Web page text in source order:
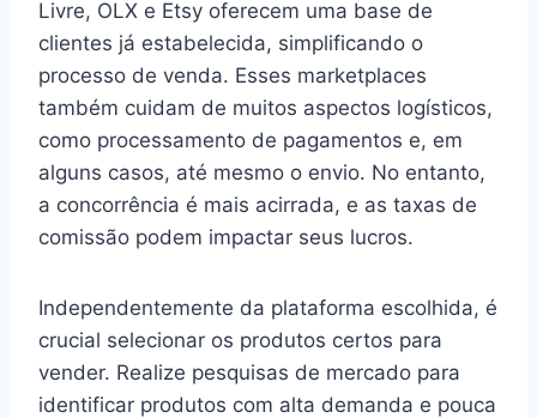
Livre, OLX e Etsy oferecem uma base de
clientes já estabelecida, simplificando o
processo de venda. Esses marketplaces
também cuidam de muitos aspectos logísticos,
como processamento de pagamentos e, em
alguns casos, até mesmo o envio. No entanto,
a concorrência é mais acirrada, e as taxas de
comissão podem impactar seus lucros.
Independentemente da plataforma escolhida, é
crucial selecionar os produtos certos para
vender. Realize pesquisas de mercado para
identificar produtos com alta demanda e pouca